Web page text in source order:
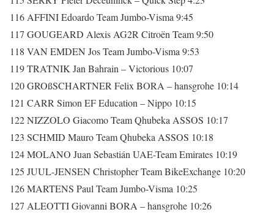
116 AFFINI Edoardo Team Jumbo-Visma 9:45
117 GOUGEARD Alexis AG2R Citroën Team 9:50
118 VAN EMDEN Jos Team Jumbo-Visma 9:53
119 TRATNIK Jan Bahrain – Victorious 10:07
120 GROßSCHARTNER Felix BORA – hansgrohe 10:14
121 CARR Simon EF Education – Nippo 10:15
122 NIZZOLO Giacomo Team Qhubeka ASSOS 10:17
123 SCHMID Mauro Team Qhubeka ASSOS 10:18
124 MOLANO Juan Sebastián UAE-Team Emirates 10:19
125 JUUL-JENSEN Christopher Team BikeExchange 10:20
126 MARTENS Paul Team Jumbo-Visma 10:25
127 ALEOTTI Giovanni BORA – hansgrohe 10:26